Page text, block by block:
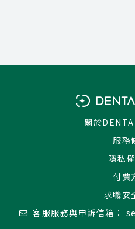
關於
服務
隱私
付費
求職安
客服服務與申訴信箱：